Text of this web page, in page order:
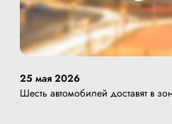
25 мая 2026
Шесть автомобилей доставят в